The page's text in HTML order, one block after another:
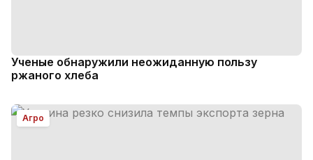
Ученые обнаружили неожиданную пользу
ржаного хлеба
Агро